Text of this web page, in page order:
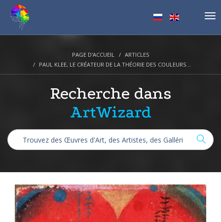
PAGE D'ACCUEIL
ARTICLES
PAUL KLEE, LE CRÉATEUR DE LA THÉORIE DES COULEURS...
Recherche dans
ArtWizard